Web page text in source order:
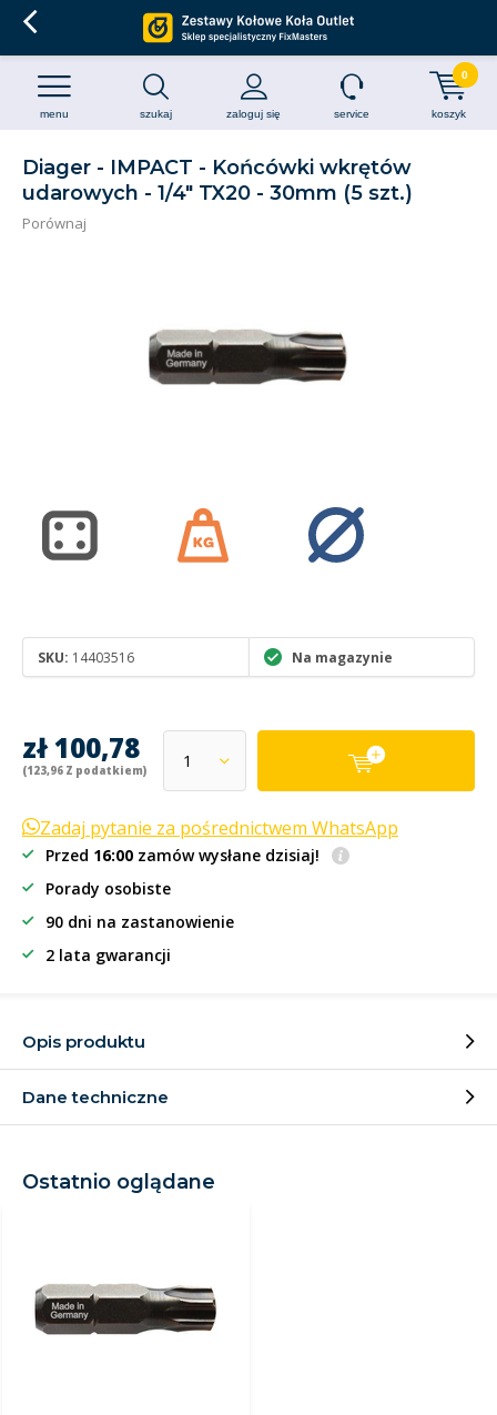
szukaj zaloguj się
menu service koszyk
0
Diager - IMPACT - Końcówki wkrętów
udarowych - 1/4" TX20 - 30mm (5 szt.)
Porównaj
SKU: 14403516 Na magazynie
zł 100,78
(123,96 Z podatkiem)
Zadaj pytanie za pośrednictwem WhatsApp
Przed 16:00 zamów wysłane dzisiaj!
Porady osobiste
90 dni na zastanowienie
2 lata gwarancji
Opis produktu
Dane techniczne
Ostatnio oglądane